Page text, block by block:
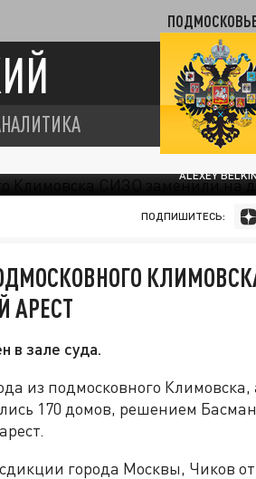
ALEXEY
ПОДПИШИТЕСЬ:
АРЕСТ
в зале суда.
из подмосковного Климовска,
170 домов, решением
города Москвы, Чиков